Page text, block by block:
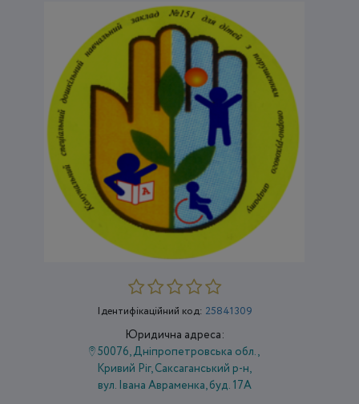
Ідентифікаційний код: 25841309
Юридична адреса:
50076, Дніпропетровська обл.,
Кривий Ріг, Саксаганський р-н,
вул. Івана Авраменка, буд. 17А